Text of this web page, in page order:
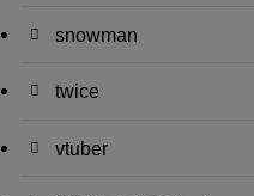
snowman
twice
vtuber